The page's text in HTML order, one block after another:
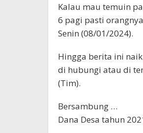
Kalau mau temuin
6 pagi pasti
Senin (08/01/2024).
Hingga berita ini
di hubungi atau di
(Tim).
Bersambung …
Dana Desa tahun